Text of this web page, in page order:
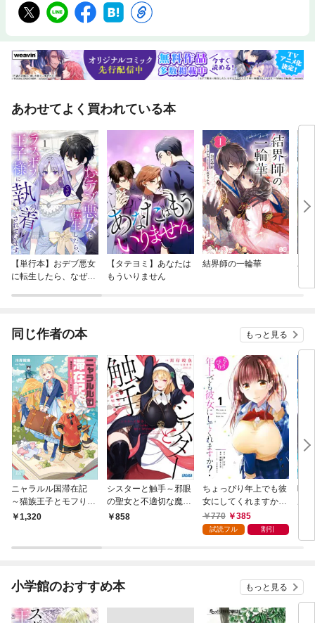
あわせてよく買われている本
【単行本】おデブ悪女
に転生したら、なぜか
【タテヨミ】あなたは
もういりません
結界師の一輪華
バ
今
同じ作者の本 もっと見る
ニャラルル国滞在記
～猫族王子とモフりた
いわたし～
1,320
シスターと触手～邪眼
の聖女と不適切な魔女
～858
ちょっぴり年上でも彼
女にしてくれますか？
1巻770 385
試読フル 割引
呪
小学館のおすすめ本 もっと見る